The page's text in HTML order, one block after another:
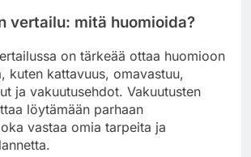
vertailu: mitä huomioida?
on tärkeää ottaa huomioon
kuten kattavuus, omavastuu,
ja vakuutusehdot. Vakuutusten
löytämään parhaan
vastaa omia tarpeita ja